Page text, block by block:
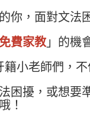
你，面對文法
費家教 」的機
籍小老師們，
困擾，或想要
！